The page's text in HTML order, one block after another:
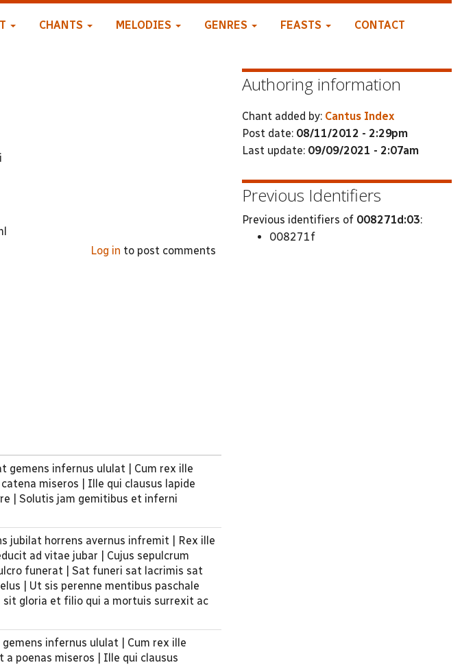
CHANTS MELODIES GENRES FEASTS CONTACT
Log in to post comments
gemens infernus ululat | Cum rex ille
miseros | Ille qui clausus lapide
| Solutis jam gemitibus et inferni
jubilat horrens avernus infremit | Rex ille
ad vitae jubar | Cujus sepulcrum
funerat | Sat funeri sat lacrimis sat
| Ut sis perenne mentibus paschale
gloria et filio qui a mortuis surrexit ac
infernus ululat | Cum rex ille
poenas miseros | Ille qui clausus
Authoring information
Chant added by: Cantus Index
Post date: 08/11/2012 - 2:29pm
Last update: 09/09/2021 - 2:07am
Previous Identifiers
Previous identifiers of 008271d:03:
008271f